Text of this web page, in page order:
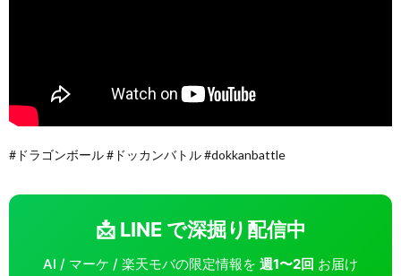
#ドラゴンボール #ドッカンバトル #dokkanbattle
📩 LINE で深掘り配信中
AI / マーケ / 楽天モバの限定情報を 週1〜2回 お届け